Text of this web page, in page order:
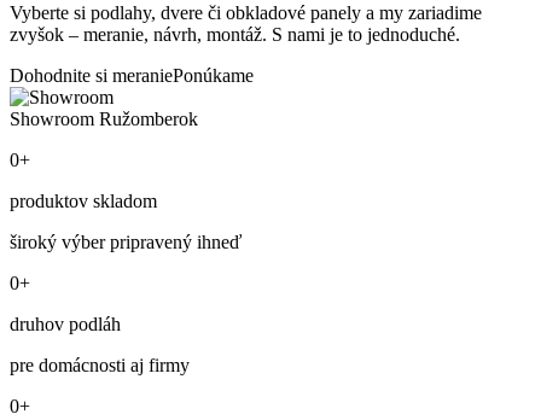
Vyberte si podlahy, dvere či obkladové panely a my zariadime
zvyšok – meranie, návrh, montáž. S nami je to jednoduché.
Dohodnite si meraniePonúkame
Showroom Ružomberok
0+
produktov skladom
široký výber pripravený ihneď
0+
druhov podláh
pre domácnosti aj firmy
0+